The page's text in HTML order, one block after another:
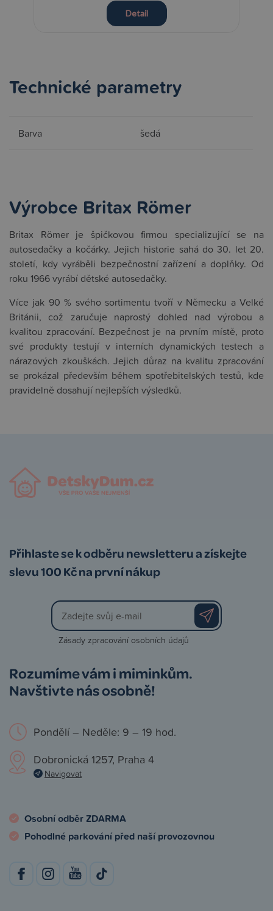
Detail
Technické parametry
Barva šedá
Výrobce Britax Römer
Britax Römer je špičkovou firmou specializující se na
autosedačky a kočárky. Jejich historie sahá do 30. let 20.
století, kdy vyráběli bezpečnostní zařízení a doplňky. Od
roku 1966 vyrábí dětské autosedačky.
Více jak 90 % svého sortimentu tvoří v Německu a Velké
Británii, což zaručuje naprostý dohled nad výrobou a
kvalitou zpracování. Bezpečnost je na prvním místě, proto
své produkty testují v interních dynamických testech a
nárazových zkouškách. Jejich důraz na kvalitu zpracování
se prokázal především během spotřebitelských testů, kde
pravidelně dosahují nejlepších výsledků.
Přihlaste se k odběru newsletteru a získejte
slevu 100 Kč na první nákup
Zásady zpracování osobních údajů
Rozumíme vám i miminkům.
Navštivte nás osobně!
Pondělí – Neděle: 9 – 19 hod.
Dobronická 1257, Praha 4
Navigovat
Osobní odběr ZDARMA
Pohodlné parkování před naší provozovnou